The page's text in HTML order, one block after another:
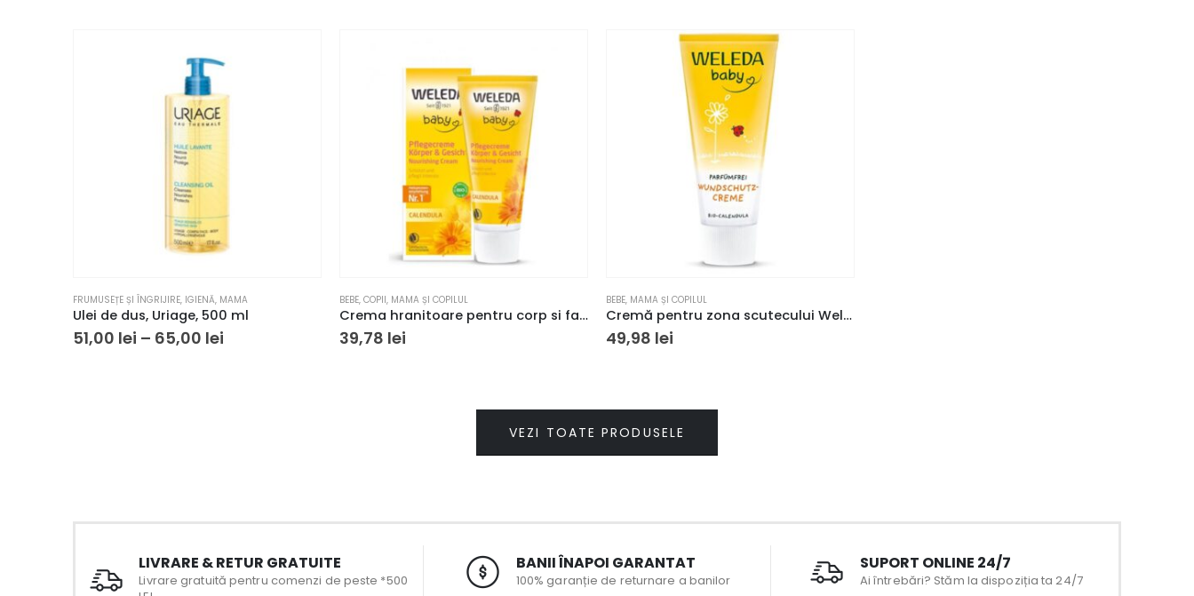
FRUMUSEȚE ȘI ÎNGRIJIRE, IGIENĂ, MAMA
Ulei de dus, Uriage, 500 ml
51,00 lei – 65,00 lei
BEBE, COPII, MAMA ȘI COPILUL
Crema hranitoare pentru corp si fata, Weleda Baby Bio, cu galbenele, 75 ml
39,78 lei
BEBE, MAMA ȘI COPILUL
Cremă pentru zona scutecului Weleda Baby BIO fără parfum 75 ml
49,98 lei
VEZI TOATE PRODUSELE
LIVRARE & RETUR GRATUITE
Livrare gratuită pentru comenzi de peste *500
BANII ÎNAPOI GARANTAT
100% garanție de returnare a banilor
SUPORT ONLINE 24/7
Ai întrebări? Stăm la dispoziția ta 24/7